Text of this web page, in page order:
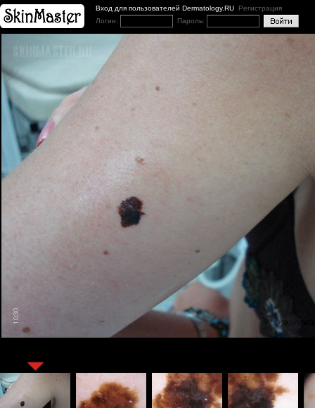
Вход для пользователей Dermatology.RU Регистрация
Логин:
Пароль: